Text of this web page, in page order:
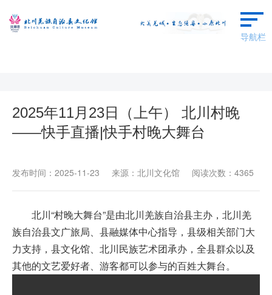
导航栏
本馆概况
群文动态
艺术欣赏
羌保区成果
场馆预约
广场舞蹈
数字文化云
2025年11月23日（上午） 北川村晚
——快手直播|快手村晚大舞台
发布时间：2025-11-23 来源：北川文化馆 阅读次数：4365
北川“村晚大舞台”是由北川羌族自治县主办，北川羌
族自治县文广旅局、县融媒体中心指导，县级相关部门大
力支持，县文化馆、北川民族艺术团承办，全县群众以及
其他的文艺爱好者、游客都可以参与的百姓大舞台。